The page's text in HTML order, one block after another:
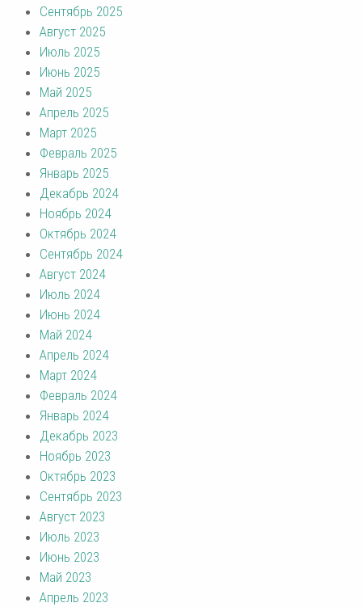
Сентябрь 2025
Август 2025
Июль 2025
Июнь 2025
Май 2025
Апрель 2025
Март 2025
Февраль 2025
Январь 2025
Декабрь 2024
Ноябрь 2024
Октябрь 2024
Сентябрь 2024
Август 2024
Июль 2024
Июнь 2024
Май 2024
Апрель 2024
Март 2024
Февраль 2024
Январь 2024
Декабрь 2023
Ноябрь 2023
Октябрь 2023
Сентябрь 2023
Август 2023
Июль 2023
Июнь 2023
Май 2023
Апрель 2023